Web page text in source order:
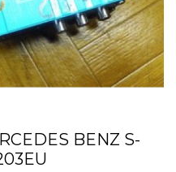
BENZ S-